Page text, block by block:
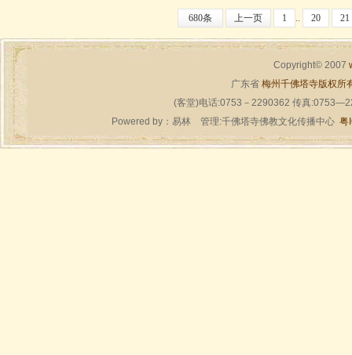
680条 上一页 1 .. 20 21
Copyright© 2007
广东省 梅州千佛塔寺版权所
(客堂)电话:0753－2290362 传真
Powered by： 易林管理:千佛塔寺佛教文化传播中心 粤